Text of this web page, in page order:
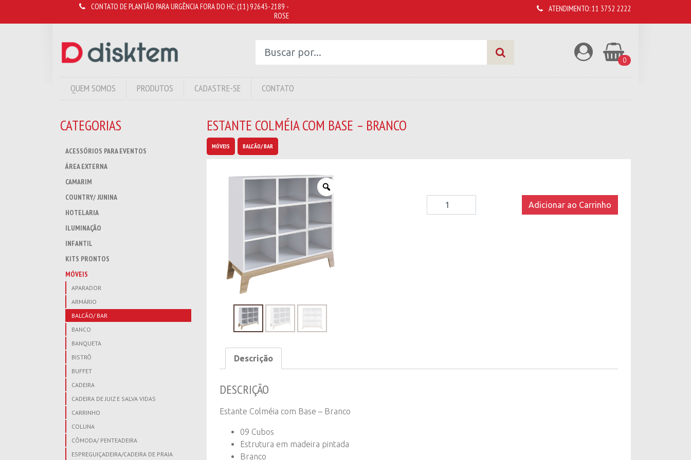
CONTATO DE PLANTÃO PARA URGÊNCIA FORA DO HC:(11) 92643-2189 -
ROSE
ATENDIMENTO:11 3752 2222
0
QUEM SOMOS PRODUTOS CADASTRE-SE CONTATO
CATEGORIAS
ACESSÓRIOS PARA EVENTOS
ÁREA EXTERNA
CAMARIM
COUNTRY/ JUNINA
HOTELARIA
ILUMINAÇÃO
INFANTIL
KITS PRONTOS
MÓVEIS
APARADOR
ARMÁRIO
BALCÃO/ BAR
BANCO
BANQUETA
BISTRÔ
BUFFET
CADEIRA
CADEIRA DE JUIZ E SALVA VIDAS
CARRINHO
COLUNA
CÔMODA/ PENTEADEIRA
ESPREGUIÇADEIRA/CADEIRA DE PRAIA
ESTANTE COLMÉIA COM BASE – BRANCO
MÓVEIS BALCÃO/ BAR
Estante
Colméia com
Adicionar ao Carrinho
Descrição
DESCRIÇÃO
Estante Colméia com Base – Branco
09 Cubos
Estrutura em madeira pintada
Branco